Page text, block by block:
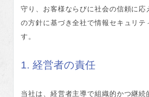
守り、お客様ならびに社会の信頼に応
の方針に基づき全社で情報セキュリテ
す。
1. 経営者の責任
当社は、経営者主導で組織的かつ継続